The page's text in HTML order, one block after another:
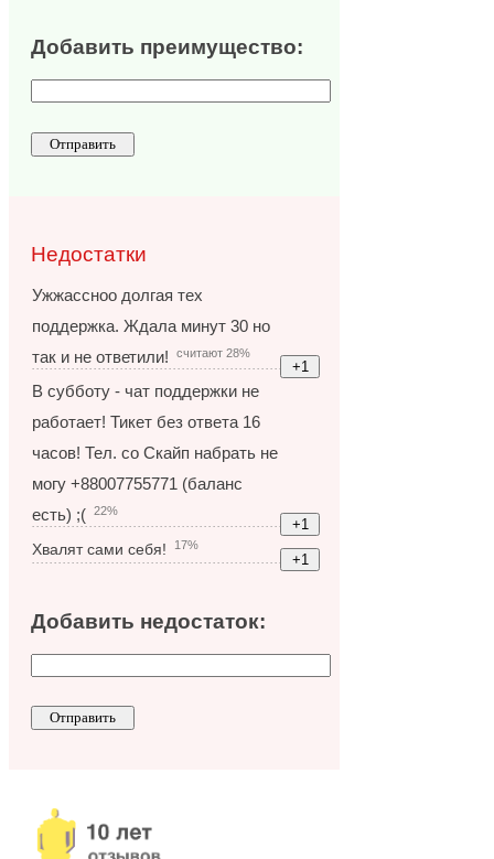
Добавить преимущество:
Недостатки
Ужжассноо долгая тех
поддержка. Ждала минут 30 но
так и не ответили!
считают 28%
В субботу - чат поддержки не
работает! Тикет без ответа 16
часов! Тел. со Скайп набрать не
могу +88007755771 (баланс
есть) ;(
22%
Хвалят сами себя! 17%
Добавить недостаток: